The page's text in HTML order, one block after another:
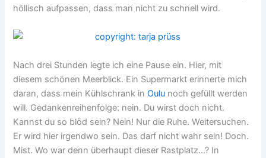
höllisch aufpassen, dass man nicht zu schnell wird.
Nach drei Stunden legte ich eine Pause ein. Hier, mit
diesem schönen Meerblick. Ein Supermarkt erinnerte mich
daran, dass mein Kühlschrank inOulu noch gefüllt werden
will. Gedankenreihenfolge: nein. Du wirst doch nicht.
Kannst du so blöd sein? Nein! Nur die Ruhe. Weitersuchen.
Er wird hier irgendwo sein. Das darf nicht wahr sein! Doch.
Mist. Wo war denn überhaupt dieser Rastplatz…? In